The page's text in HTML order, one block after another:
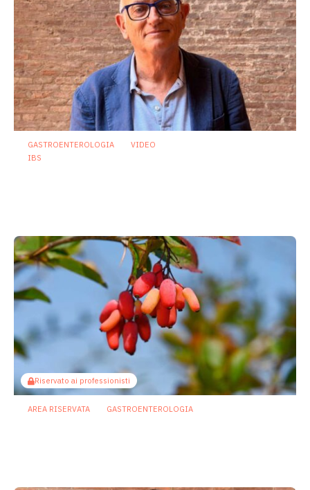
GASTROENTEROLOGIA
VIDEO
IBS
Riservato ai professionisti
AREA RISERVATA GASTROENTEROLOGIA